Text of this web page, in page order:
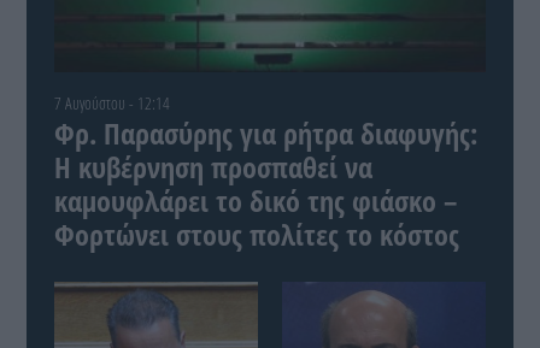
7 Αυγούστου - 12:14
Φρ. Παρασύρης για ρήτρα διαφυγής:
Η κυβέρνηση προσπαθεί να
καμουφλάρει το δικό της φιάσκο –
Φορτώνει στους πολίτες το κόστος